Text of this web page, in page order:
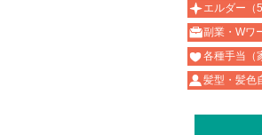
エルダー（
副業・Wワ
各種手当（
髪型・髪色